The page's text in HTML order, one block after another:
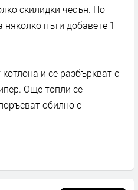
скилидки чесън. По
пъти добавете 1
и се разбъркват с
Още топли се
обилно с